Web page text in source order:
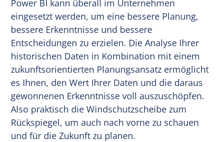
Power BI kann überall im Unternehmen
eingesetzt werden, um eine bessere Planung,
bessere Erkenntnisse und bessere
Entscheidungen zu erzielen. Die Analyse Ihrer
historischen Daten in Kombination mit einem
zukunftsorientierten Planungsansatz ermöglicht
es Ihnen, den Wert Ihrer Daten und die daraus
gewonnenen Erkenntnisse voll auszuschöpfen.
Also praktisch die Windschutzscheibe zum
Rückspiegel, um auch nach vorne zu schauen
und für die Zukunft zu planen.